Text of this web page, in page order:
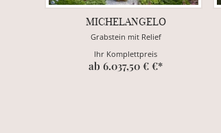
MICHELANGELO
Grabstein mit Relief
Ihr Komplettpreis
ab 6.037,50 € €*